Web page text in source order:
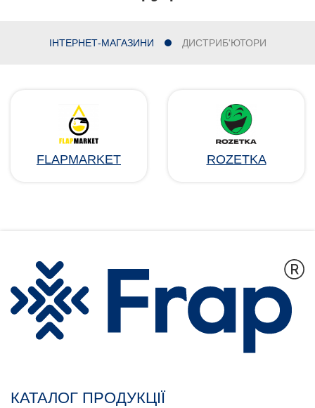
ІНТЕРНЕТ-МАГАЗИНИ ДИСТРИБ'ЮТОРИ
FLAPMARKET ROZETKA
КАТАЛОГ ПРОДУКЦІЇ